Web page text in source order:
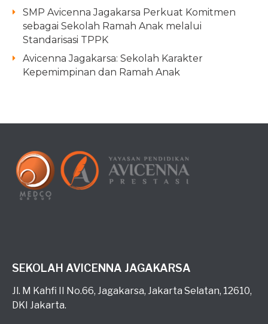
SMP Avicenna Jagakarsa Perkuat Komitmen
sebagai Sekolah Ramah Anak melalui
Standarisasi TPPK
Avicenna Jagakarsa: Sekolah Karakter
Kepemimpinan dan Ramah Anak
SEKOLAH AVICENNA JAGAKARSA
Jl. M Kahfi II No.66, Jagakarsa, Jakarta Selatan, 12610,
DKI Jakarta.